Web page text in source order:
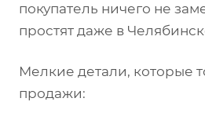
покупатель ничего не
простят даже в
Мелкие детали, которые
продажи: